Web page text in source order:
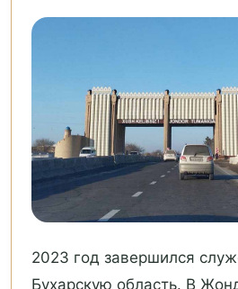
2023 год завершился
Бухарскую область. В